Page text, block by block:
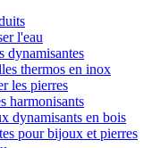
l'eau
dynamisantes
thermos en inox
les pierres
harmonisants
dynamisants en bois
pour bijoux et pierres